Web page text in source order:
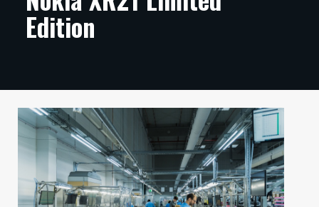
ARTIKKELIT
TIETOA
HINTA.FI
KAUPPA
VAIHDA TEEMA
Edition